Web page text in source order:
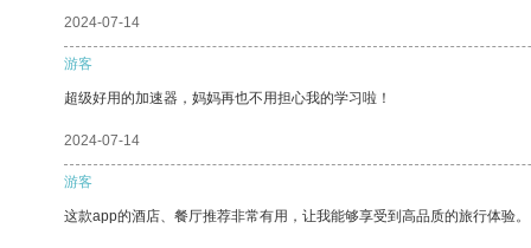
2024-07-14
游客
超级好用的加速器，妈妈再也不用担心我的学习啦！
2024-07-14
游客
这款app的酒店、餐厅推荐非常有用，让我能够享受到高品质的旅行体验。